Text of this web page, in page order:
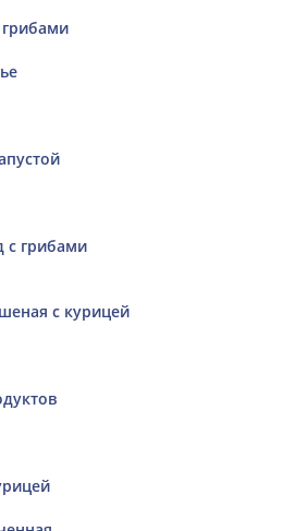
с грибами
с курицей